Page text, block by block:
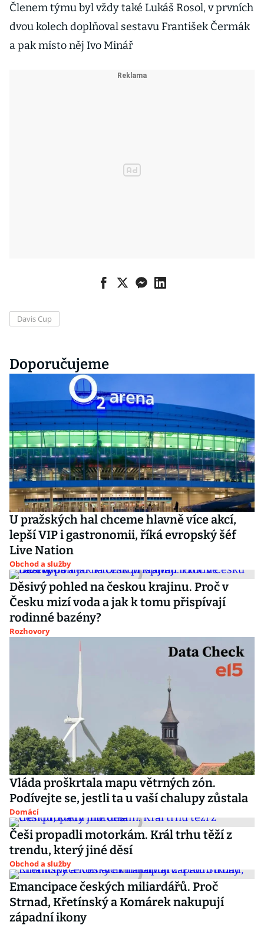
Členem týmu byl vždy také Lukáš Rosol, v prvních
dvou kolech doplňoval sestavu František Čermák
a pak místo něj Ivo Minář
Davis Cup
Doporučujeme
U pražských hal chceme hlavně více akcí,
lepší VIP i gastronomii, říká evropský šéf
Live Nation
Obchod a služby
Děsivý pohled na českou krajinu. Proč v
Česku mizí voda a jak k tomu přispívají
rodinné bazény?
Rozhovory
Vláda proškrtala mapu větrných zón.
Podívejte se, jestli ta u vaší chalupy zůstala
Domácí
Češi propadli motorkám. Král trhu těží z
trendu, který jiné děsí
Obchod a služby
Emancipace českých miliardářů. Proč
Strnad, Křetínský a Komárek nakupují
západní ikony